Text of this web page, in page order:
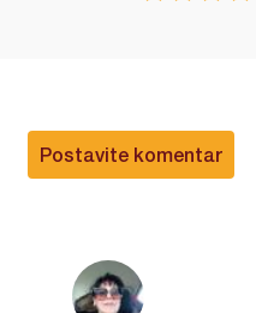
Postavite komentar